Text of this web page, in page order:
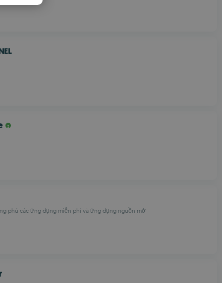
phú các ứng dụng miễn phí và ứng dụng nguồn mở